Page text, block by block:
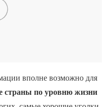
вполне возможно для
страны по уровню жизни